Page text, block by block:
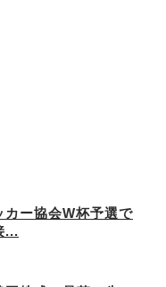
カー協会W杯予選で
...